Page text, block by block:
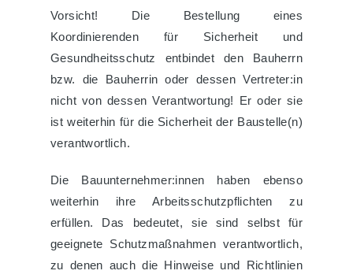
Vorsicht! Die Bestellung eines
Koordinierenden für Sicherheit und
Gesundheitsschutz entbindet den Bauherrn
bzw. die Bauherrin oder dessen Vertreter:in
nicht von dessen Verantwortung! Er oder sie
ist weiterhin für die Sicherheit der Baustelle(n)
verantwortlich.
Die Bauunternehmer:innen haben ebenso
weiterhin ihre Arbeitsschutzpflichten zu
erfüllen. Das bedeutet, sie sind selbst für
geeignete Schutzmaßnahmen verantwortlich,
zu denen auch die Hinweise und Richtlinien